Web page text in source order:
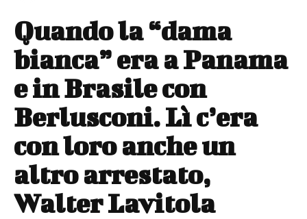
Quando la “dama
bianca” era a Panama
e in Brasile con
Berlusconi. Lì c’era
con loro anche un
altro arrestato,
Walter Lavitola